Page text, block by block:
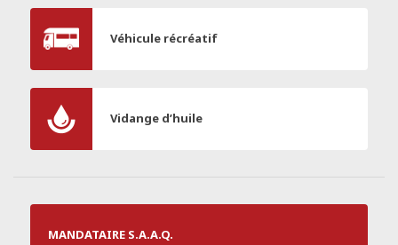
Véhicule récréatif
Vidange d’huile
MANDATAIRE S.A.A.Q.